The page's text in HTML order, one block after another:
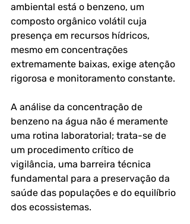
ambiental está o benzeno, um
composto orgânico volátil cuja
presença em recursos hídricos,
mesmo em concentrações
extremamente baixas, exige atenção
rigorosa e monitoramento constante.
A análise da concentração de
benzeno na água não é meramente
uma rotina laboratorial; trata-se de
um procedimento crítico de
vigilância, uma barreira técnica
fundamental para a preservação da
saúde das populações e do equilíbrio
dos ecossistemas.